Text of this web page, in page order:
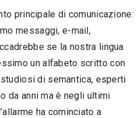
principale di comunicazione:
messaggi, e-mail,
se la nostra lingua
un alfabeto scritto con
di semantica, esperti
da anni ma è negli ultimi
ha cominciato a